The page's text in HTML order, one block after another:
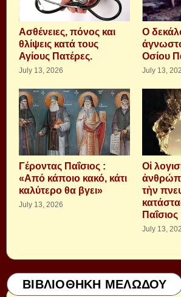
Aσθένειες, πόνος και
θλίψεις κατά τους
Αγίους Πατέρες.
July 13, 2026
Ο
Οσίου
July 13,
Γέροντας Παΐσιος :
«Από κάποιο κακό, κάτι
καλύτερο θα βγει»
July 13, 2026
Οἱ
τὴν
Παΐσιος
July 13,
ΒΙΒΛΙΟΘΗΚΗ ΜΕΛΩΔΟΥ